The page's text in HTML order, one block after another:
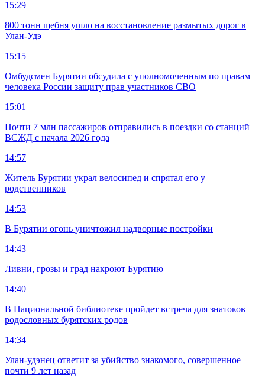
15:29
800 тонн щебня ушло на восстановление размытых дорог в
Улан-Удэ
15:15
Омбудсмен Бурятии обсудила с уполномоченным по правам
человека России защиту прав участников СВО
15:01
Почти 7 млн пассажиров отправились в поездки со станций
ВСЖД с начала 2026 года
14:57
Житель Бурятии украл велосипед и спрятал его у
родственников
14:53
В Бурятии огонь уничтожил надворные постройки
14:43
Ливни, грозы и град накроют Бурятию
14:40
В Национальной библиотеке пройдет встреча для знатоков
родословных бурятских родов
14:34
Улан-удэнец ответит за убийство знакомого, совершенное
почти 9 лет назад